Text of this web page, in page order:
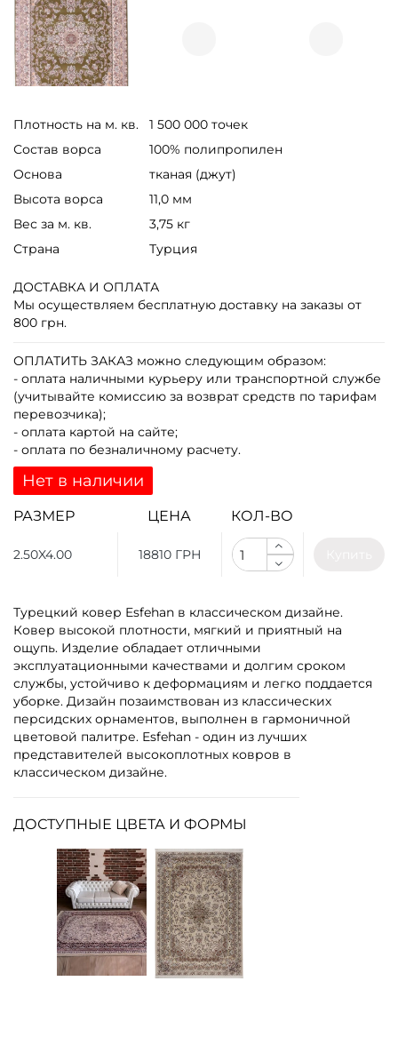
Плотность на м. кв.
1 500 000 точек
Состав ворса
100% полипропилен
Основа
тканая (джут)
Высота ворса
11,0 мм
Вес за м. кв.
3,75 кг
Страна
Турция
ДОСТАВКА И ОПЛАТА
Мы осуществляем бесплатную доставку на заказы от
800 грн.
ОПЛАТИТЬ ЗАКАЗ можно следующим образом:
- оплата наличными курьеру или транспортной службе
(учитывайте комиссию за возврат средств по тарифам
перевозчика);
- оплата картой на сайте;
- оплата по безналичному расчету.
Нет в наличии
РАЗМЕР ЦЕНА КОЛ-ВО
2.50X4.00 18810 ГРН
Турецкий ковер Esfehan в классическом дизайне.
Ковер высокой плотности, мягкий и приятный на
ощупь. Изделие обладает отличными
эксплуатационными качествами и долгим сроком
службы, устойчиво к деформациям и легко поддается
уборке. Дизайн позаимствован из классических
персидских орнаментов, выполнен в гармоничной
цветовой палитре. Esfehan - один из лучших
представителей высокоплотных ковров в
классическом дизайне.
ДОСТУПНЫЕ ЦВЕТА И ФОРМЫ